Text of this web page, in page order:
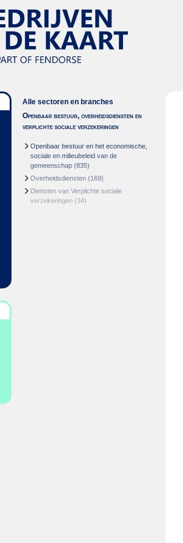
Alle sectoren en branches
Openbaar bestuur, overheidsdiensten en
verplichte sociale verzekeringen
Openbaar bestuur en het economische,
sociale en milieubeleid van de
gemeenschap (835)
Overheidsdiensten (169)
Diensten van Verplichte sociale
verzekeringen (34)